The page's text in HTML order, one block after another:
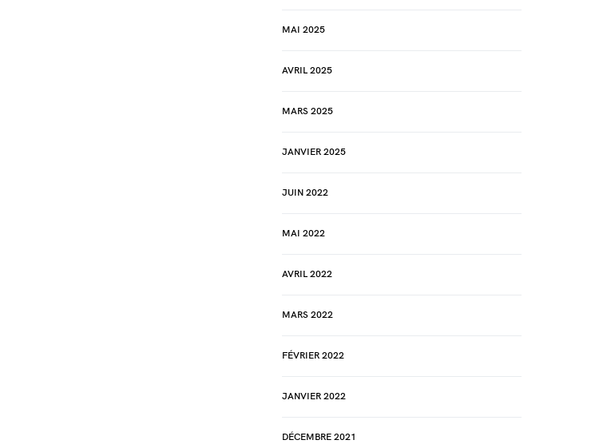
MAI 2025
AVRIL 2025
MARS 2025
JANVIER 2025
JUIN 2022
MAI 2022
AVRIL 2022
MARS 2022
FÉVRIER 2022
JANVIER 2022
DÉCEMBRE 2021